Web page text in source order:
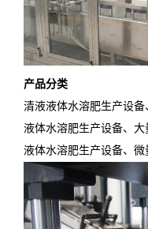
产品分类
清液液体水溶肥生产设
液体水溶肥生产设备、
液体水溶肥生产设备、